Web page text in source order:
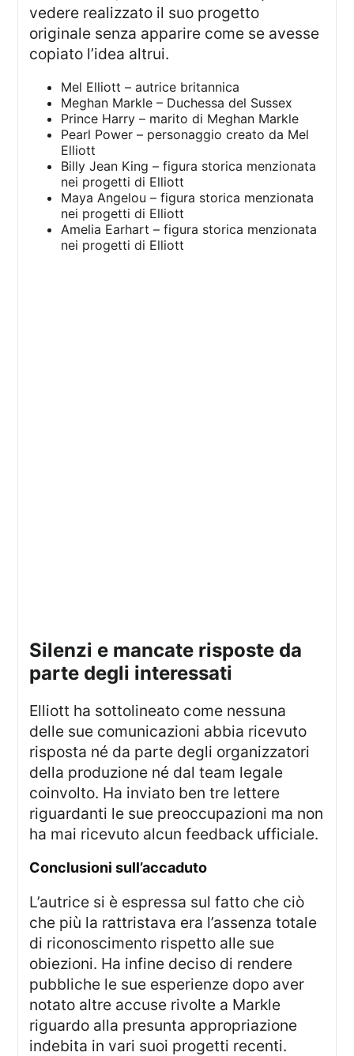
vedere realizzato il suo progetto
originale senza apparire come se avesse
copiato l’idea altrui.
Mel Elliott – autrice britannica
Meghan Markle – Duchessa del Sussex
Prince Harry – marito di Meghan Markle
Pearl Power – personaggio creato da Mel
Elliott
Billy Jean King – figura storica menzionata
nei progetti di Elliott
Maya Angelou – figura storica menzionata
nei progetti di Elliott
Amelia Earhart – figura storica menzionata
nei progetti di Elliott
silenzi e mancate risposte da
parte degli interessati
Elliott ha sottolineato come nessuna
delle sue comunicazioni abbia ricevuto
risposta né da parte degli organizzatori
della produzione né dal team legale
coinvolto. Ha inviato ben tre lettere
riguardanti le sue preoccupazioni ma non
ha mai ricevuto alcun feedback ufficiale.
conclusioni sull’accaduto
L’autrice si è espressa sul fatto che ciò
che più la rattristava era l’assenza totale
di riconoscimento rispetto alle sue
obiezioni. Ha infine deciso di rendere
pubbliche le sue esperienze dopo aver
notato altre accuse rivolte a Markle
riguardo alla presunta appropriazione
indebita in vari suoi progetti recenti.